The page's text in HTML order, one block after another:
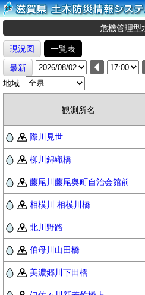
危機管理型
現況図
一覧表
最新
地域
観測所名
際川見世
柳川錦織橋
藤尾川藤尾奥町自治会館前
相模川 相模川橋
北川野路
伯母川山田橋
美濃郷川下田橋